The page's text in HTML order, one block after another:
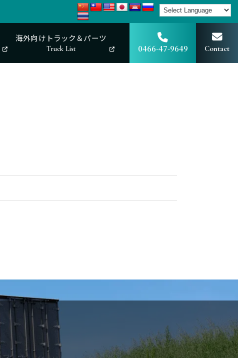
海外向けトラック＆パーツ
Truck List 0466-47-9649 Contact